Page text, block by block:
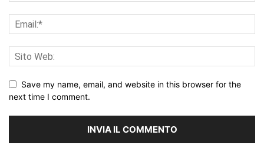
Save my name, email, and website in this browser for the
next time I comment.